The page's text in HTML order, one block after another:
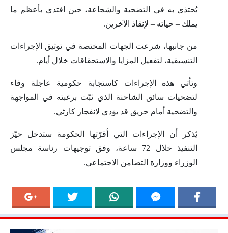
يُحتذى به في التضحية والشجاعة، حين افتدى بأعظم ما
يملك – حياته – لإنقاذ الآخرين.
من جانبها، شرعت الجهات المختصة في توثيق الإجراءات
التنسيقية، لتفعيل المزايا والاستحقاقات خلال أيام.
وتأتي هذه الإجراءات كاستجابة حكومية عاجلة وفاء
لتضحيات سائق الشاحنة الذي ثبّت برغبته في المواجهة
والتضحية أمام حريق قد يؤدي لانفجار كارثي.
يُذكر أن الإجراءات التي أقرّتها الحكومة ستدخل حيّز
التنفيذ خلال 72 ساعة، وفق توجيهات رئاسة مجلس
الوزراء ووزارة التضامن الاجتماعي.